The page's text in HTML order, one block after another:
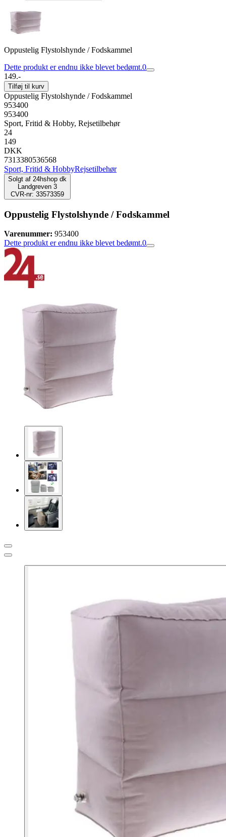
Oppustelig Flystolshynde / Fodskammel
Dette produkt er endnu ikke blevet bedømt.0
149.-
Tilføj til kurv
Oppustelig Flystolshynde / Fodskammel
953400
953400
Sport, Fritid & Hobby, Rejsetilbehør
24
149
DKK
7313380536568
Sport, Fritid & HobbyRejsetilbehør
Solgt af 24hshop dk
Landgreven 3
CVR-nr: 33573359
Oppustelig Flystolshynde / Fodskammel
Varenummer: 953400
Dette produkt er endnu ikke blevet bedømt.0